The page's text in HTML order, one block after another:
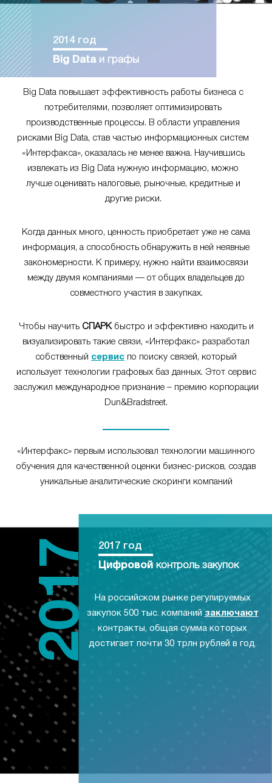
2014 год
Big Dataи графы
Big Data повышает эффективность работы бизнеса с
потребителями, позволяет оптимизировать
производственные процессы. В области управления
рисками Big Data, став частью информационных систем
«Интерфакса», оказалась не менее важна. Научившись
извлекать из Big Data нужную информацию, можно
лучше оценивать налоговые, рыночные, кредитные и
другие риски.
Когда данных много, ценность приобретает уже не сама
информация, а способность обнаружить в ней неявные
закономерности. К примеру, нужно найти взаимосвязи
между двумя компаниями — от общих владельцев до
совместного участия в закупках.
Чтобы научить СПАРКбыстро и эффективно находить и
визуализировать такие связи, «Интерфакс» разработал
собственный сервис по поиску связей, который
использует технологии графовых баз данных. Этот сервис
заслужил международное признание – премию корпорации
Dun&Bradstreet.
«Интерфакс» первым использовал технологии машинного
обучения для качественной оценки бизнес-рисков, создав
уникальные аналитические скоринги компаний
2017 год
Цифровой контроль закупок
На российском рынке регулируемых
закупок 500 тыс. компаний заключают
контракты, общая сумма которых
достигает почти 30 трлн рублей в год.